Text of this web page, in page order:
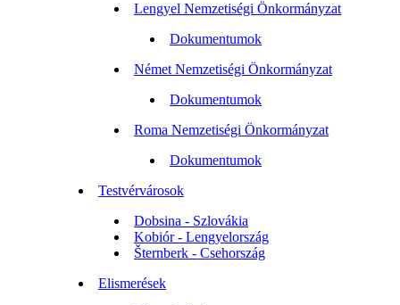
Lengyel Nemzetiségi Önkormányzat
Dokumentumok
Német Nemzetiségi Önkormányzat
Dokumentumok
Roma Nemzetiségi Önkormányzat
Dokumentumok
Testvérvárosok
Dobsina - Szlovákia
Kobiór - Lengyelország
Šternberk - Csehország
Elismerések